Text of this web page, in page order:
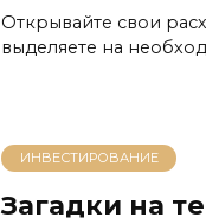
Открывайте свои
выделяете на
ИНВЕСТИРОВАНИЕ
Загадки на